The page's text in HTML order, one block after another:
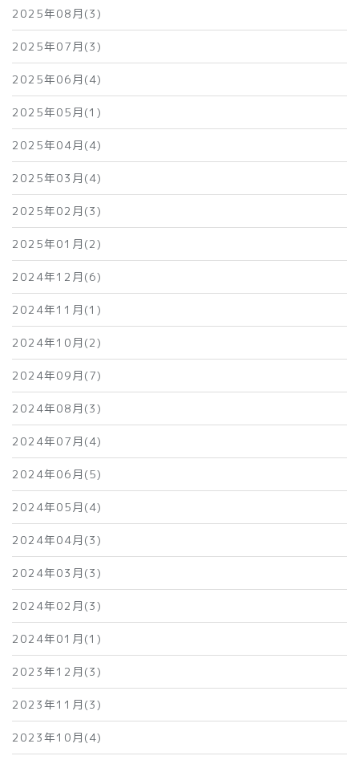
2025年08月(3)
2025年07月(3)
2025年06月(4)
2025年05月(1)
2025年04月(4)
2025年03月(4)
2025年02月(3)
2025年01月(2)
2024年12月(6)
2024年11月(1)
2024年10月(2)
2024年09月(7)
2024年08月(3)
2024年07月(4)
2024年06月(5)
2024年05月(4)
2024年04月(3)
2024年03月(3)
2024年02月(3)
2024年01月(1)
2023年12月(3)
2023年11月(3)
2023年10月(4)